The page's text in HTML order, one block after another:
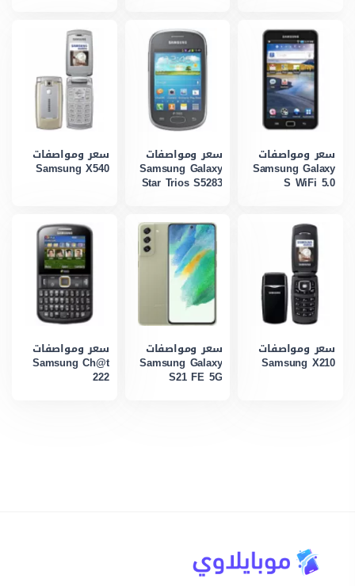
سعر ومواصفات
Samsung Galaxy
S WiFi 5.0
سعر ومواصفات
Samsung Galaxy
Star Trios S5283
سعر ومواصفات
Samsung X540
سعر ومواصفات
Samsung X210
سعر ومواصفات
Samsung Galaxy
S21 FE 5G
سعر ومواصفات
Samsung Ch@t
222